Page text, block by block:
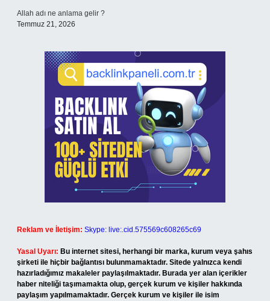
Allah adı ne anlama gelir ?
Temmuz 21, 2026
Reklam ve İletişim: Skype: live:.cid.575569c608265c69
Yasal Uyarı: Bu internet sitesi, herhangi bir marka, kurum veya şahıs
şirketi ile hiçbir bağlantısı bulunmamaktadır. Sitede yalnızca kendi
hazırladığımız makaleler paylaşılmaktadır. Burada yer alan içerikler
haber niteliği taşımamakta olup, gerçek kurum ve kişiler hakkında
paylaşım yapılmamaktadır. Gerçek kurum ve kişiler ile isim